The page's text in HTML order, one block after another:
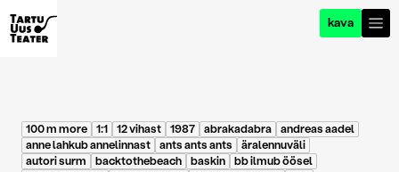
kava
100 m more 1:1 12 vihast 1987 abrakadabra
andreas aadel
anne lahkub annelinnast
ants ants ants
äralennuväli
autori surm
backtothebeach baskin
bb ilmub öösel